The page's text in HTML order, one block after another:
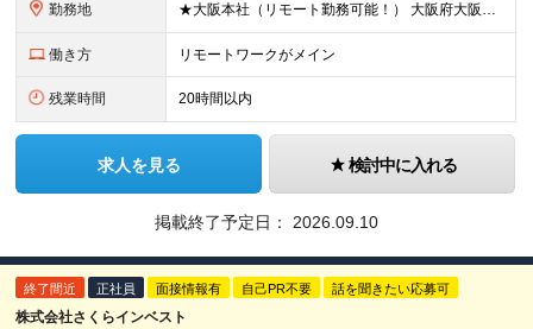
勤務地 ★大阪本社（リモート勤務可能！） 大阪府大阪市北区梅田2丁目5番6号 桜橋八千代ビル9階 ★新オフィスへ移転予定！駅直結ビルです♪ （移転後の住所） 大阪府大阪市中央区安土町3丁目5-13 本町ガーデ
働き方 リモートワークがメイン
残業時間 20時間以内
求人を見る 検討中に入れる
掲載終了予定日： 2026.09.10
終了間近 正社員 面接情報有 自己PR不要 話を聞きたい応募可
株式会社さくらインベスト